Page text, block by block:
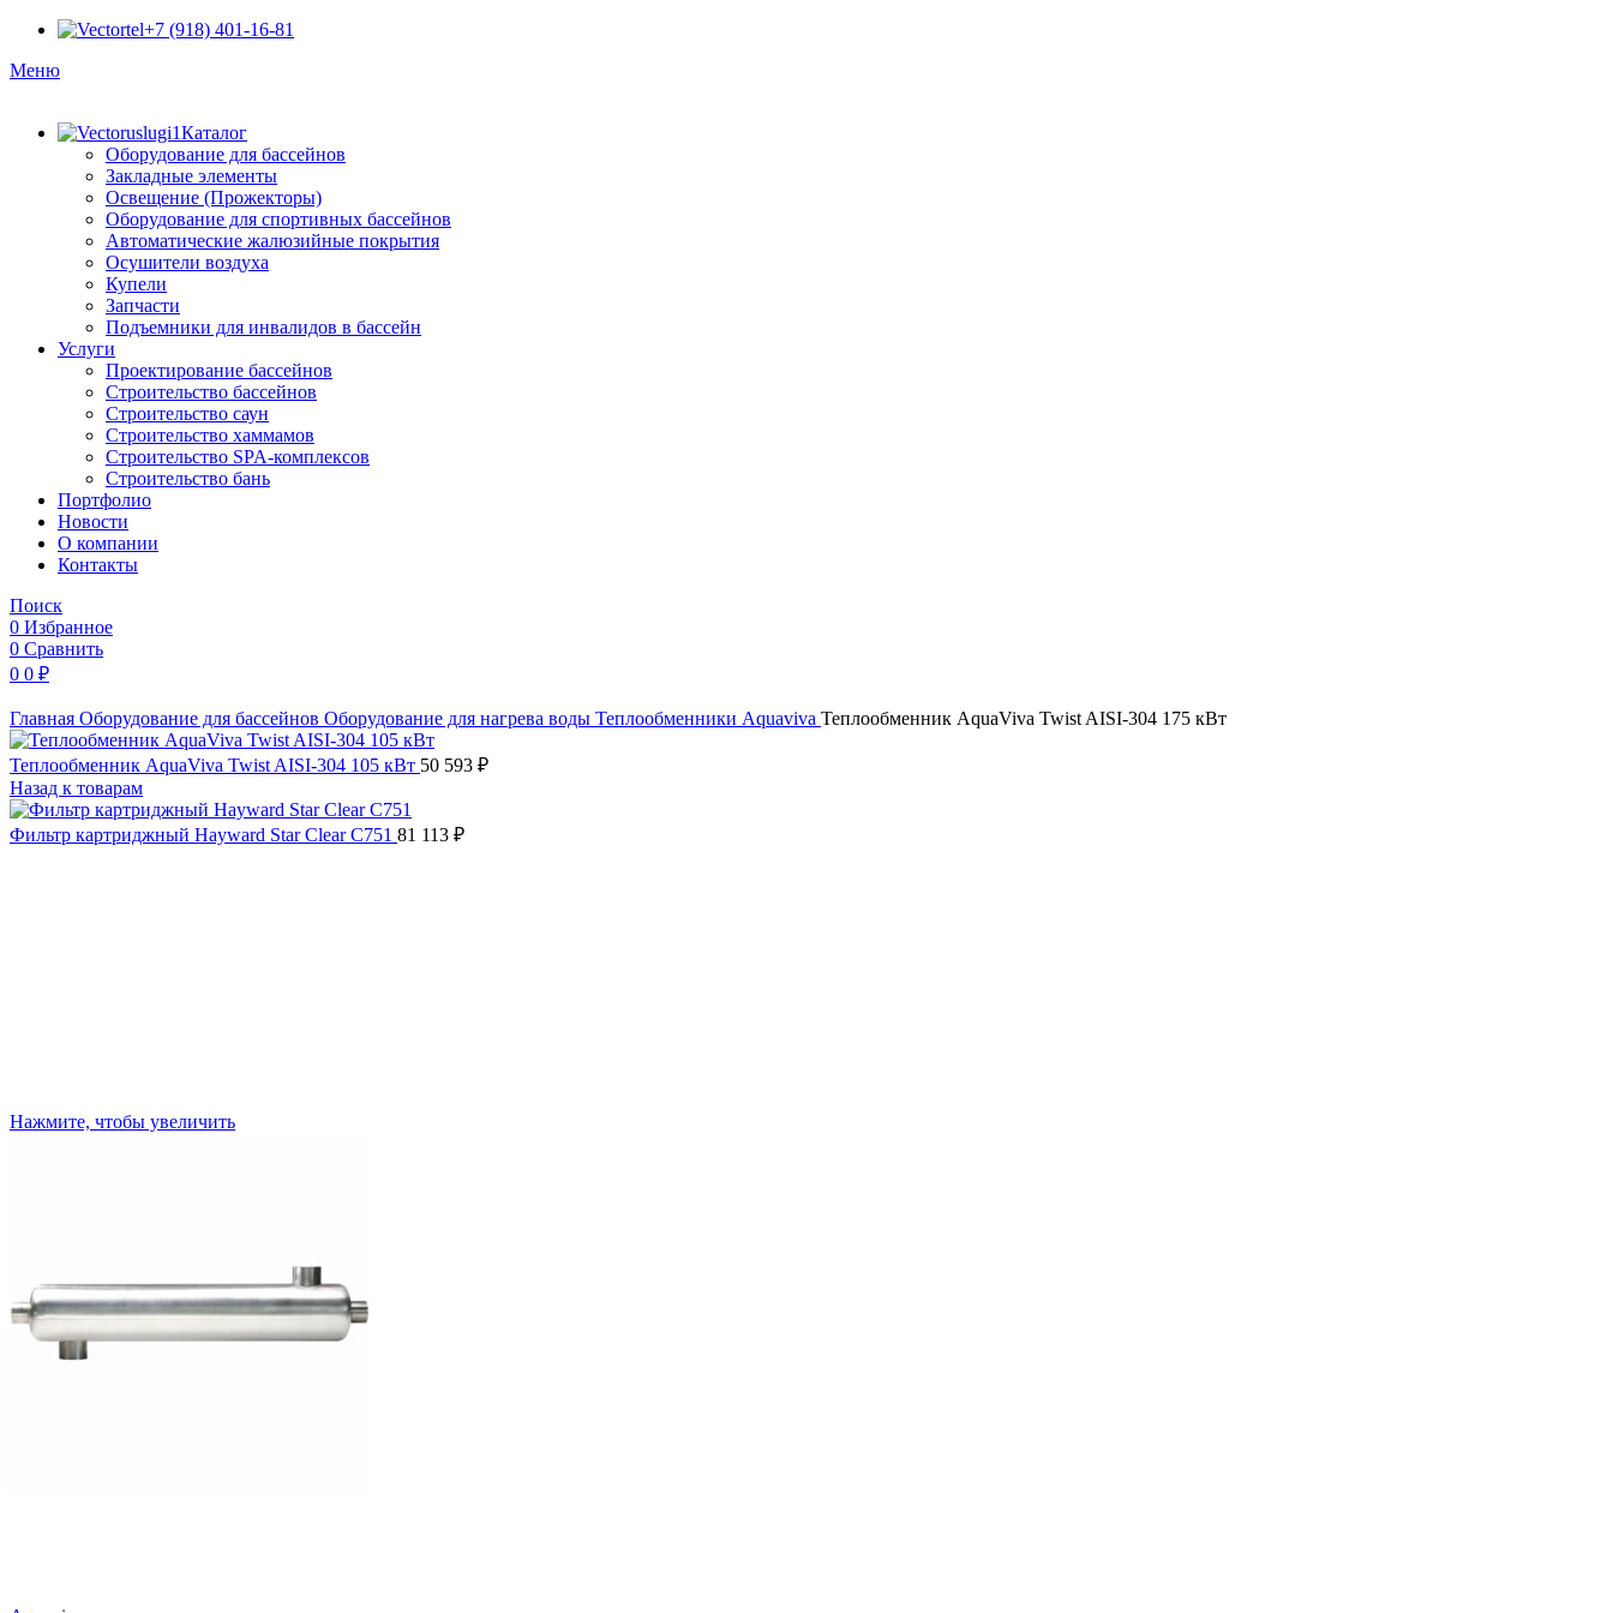
+7 (918) 401-16-81
Меню
Каталог
Оборудование для бассейнов
Закладные элементы
Освещение (Прожекторы)
Оборудование для спортивных бассейнов
Автоматические жалюзийные покрытия
Осушители воздуха
Купели
Запчасти
Подъемники для инвалидов в бассейн
Услуги
Проектирование бассейнов
Строительство бассейнов
Строительство саун
Строительство хаммамов
Строительство SPA-комплексов
Строительство бань
Портфолио
Новости
O компании
Контакты
Поиск
0 Избранное
0 Сравнить
0 0 ₽
Главная Оборудование для бассейнов Оборудование для нагрева воды Теплообменники Aquaviva Теплообменник AquaViva Twist AISI-304 175 кВт
Теплообменник AquaViva Twist AISI-304 105 кВт 50 593 ₽
Назад к товарам
Фильтр картриджный Hayward Star Clear C751 81 113 ₽
Нажмите, чтобы увеличить